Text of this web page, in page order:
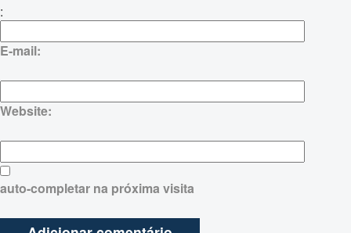
:
E-mail:
Website:
auto-completar na próxima visita